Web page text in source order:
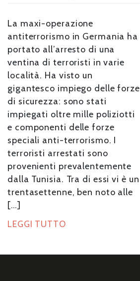
La maxi-operazione
antiterrorismo in Germania ha
portato all’arresto di una
ventina di terroristi in varie
località. Ha visto un
gigantesco impiego delle forze
di sicurezza: sono stati
impiegati oltre mille poliziotti
e componenti delle forze
speciali anti-terrorismo. I
terroristi arrestati sono
provenienti prevalentemente
dalla Tunisia. Tra di essi vi è un
trentasettenne, ben noto alle
[…]
LEGGI TUTTO